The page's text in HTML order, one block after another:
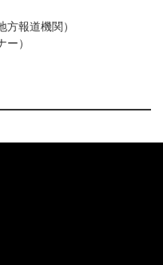
報道機関）
）